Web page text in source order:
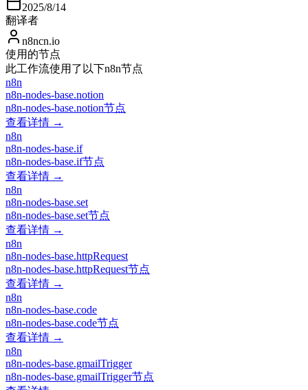
2025/8/14
翻译者
n8ncn.io
使用的节点
此工作流使用了以下n8n节点
n8n
n8n-nodes-base.notion
n8n-nodes-base.notion节点
查看详情 →
n8n
n8n-nodes-base.if
n8n-nodes-base.if节点
查看详情 →
n8n
n8n-nodes-base.set
n8n-nodes-base.set节点
查看详情 →
n8n
n8n-nodes-base.httpRequest
n8n-nodes-base.httpRequest节点
查看详情 →
n8n
n8n-nodes-base.code
n8n-nodes-base.code节点
查看详情 →
n8n
n8n-nodes-base.gmailTrigger
n8n-nodes-base.gmailTrigger节点